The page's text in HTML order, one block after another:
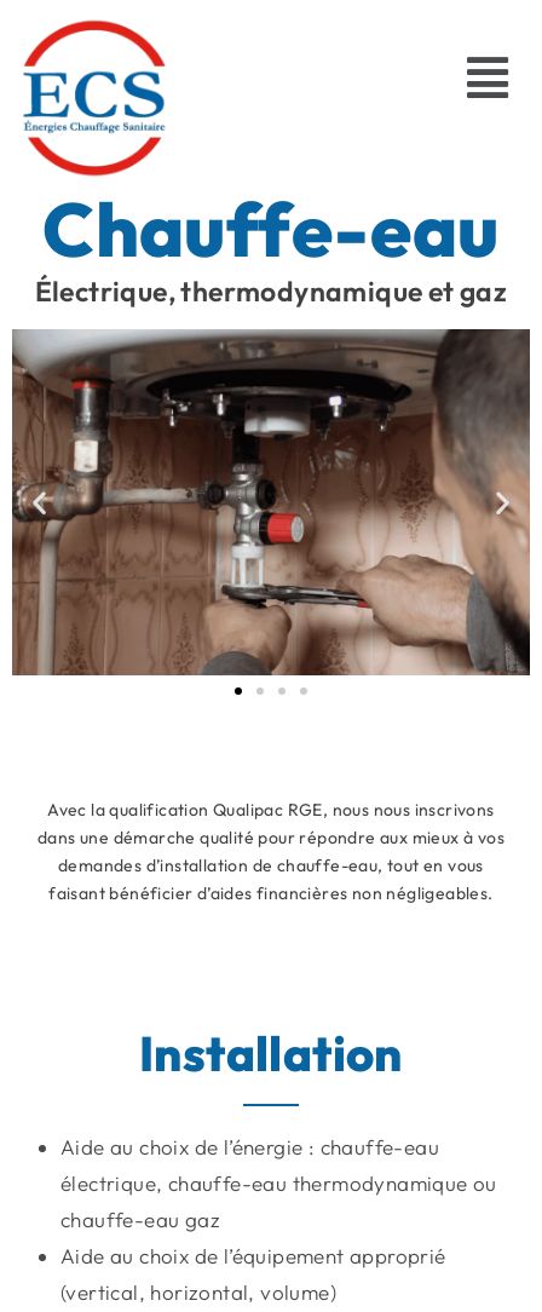
Chauffe-eau
Électrique, thermodynamique et gaz
Avec la qualification Qualipac RGE, nous nous inscrivons
dans une démarche qualité pour répondre aux mieux à vos
demandes d’installation de chauffe-eau, tout en vous
faisant bénéficier d’aides financières non négligeables.
Installation
Aide au choix de l’énergie : chauffe-eau
électrique, chauffe-eau thermodynamique ou
chauffe-eau gaz
Aide au choix de l’équipement approprié
(vertical, horizontal, volume)